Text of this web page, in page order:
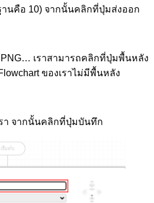
านคือ 10) จากนั้นคลิกที่ปุ่มส่งออก
เราสามารถคลิกที่ปุ่มพื้นหลัง
ของเราไม่มีพื้นหลัง
รา จากนั้นคลิกที่ปุ่มบันทึก